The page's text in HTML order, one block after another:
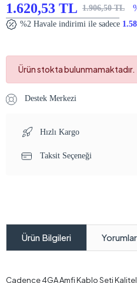
1.620,53 TL 1.906,50 TL
%2 Havale indirimi ile sadece
Ürün stokta bulunmamaktadır.
Destek Merkezi
Hızlı Kargo
Taksit Seçeneği
Ürün Bilgileri Yorumlar
Cadence 4GA Amfi Kablo Seti